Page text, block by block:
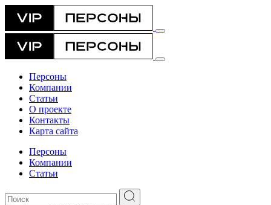
Персоны
Компании
Статьи
О проекте
Контакты
Карта сайта
Персоны
Компании
Статьи